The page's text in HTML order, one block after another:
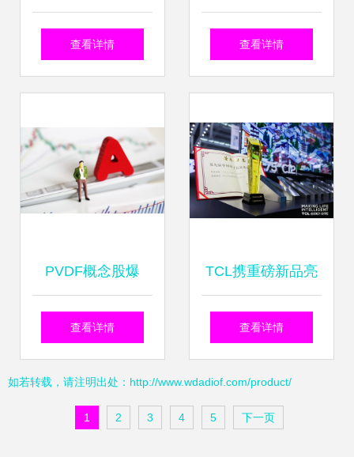
年日本国际激光光
领先技术赋能全球
光电产业
查看详情
的数据需求说明文
核心技能
查看详情
PVDF概念股爆
发，7只优质潜力
查看详情
TCL携重磅新品亮
相2021，以创新科
通家居场景
查看详情
如若转载，请注明出处：http://www.wdadiof.com/product/
1 2 3 4 5 下一页